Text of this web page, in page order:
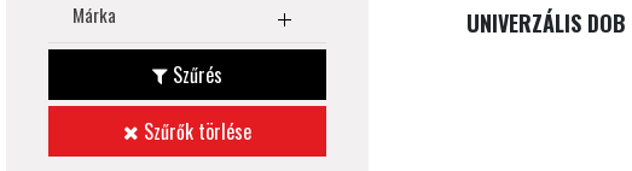
Márka
Szűrés
Szűrők törlése
UNIVERZÁLIS DOB